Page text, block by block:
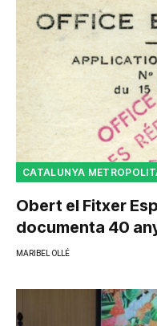
CATALUNYA
Obert el Fitxer
documenta 40
MARIBEL OLLÉ